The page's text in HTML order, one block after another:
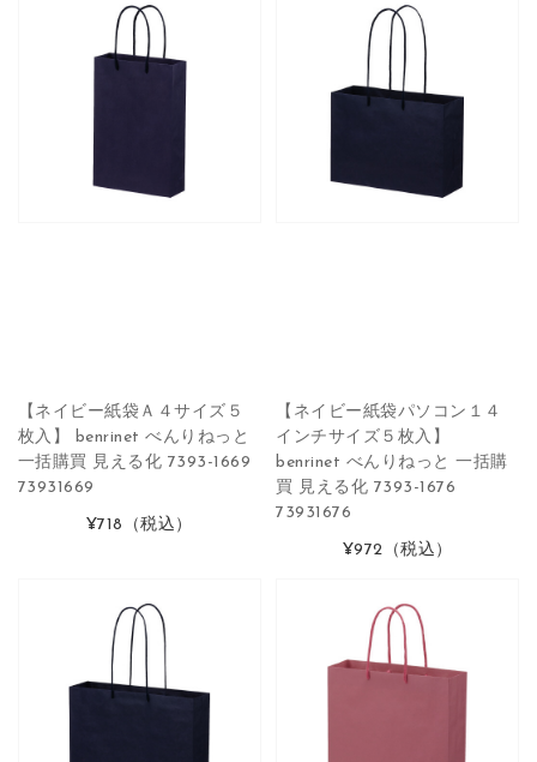
【ネイビー紙袋Ａ４サイズ５
枚入】 benrinet べんりねっと
一括購買 見える化 7393-1669
73931669
¥718 （税込）
【ネイビー紙袋パソコン１４
インチサイズ５枚入】
benrinet べんりねっと 一括購
買 見える化 7393-1676
73931676
¥972 （税込）